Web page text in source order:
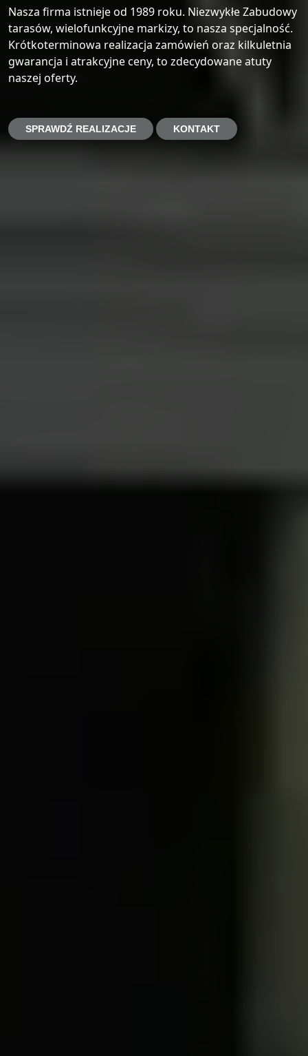
Nasza firma istnieje od 1989 roku. Niezwykłe Zabudowy
tarasów, wielofunkcyjne markizy, to nasza specjalność.
Krótkoterminowa realizacja zamówień oraz kilkuletnia
gwarancja i atrakcyjne ceny, to zdecydowane atuty
naszej oferty.
SPRAWDŹ REALIZACJE KONTAKT